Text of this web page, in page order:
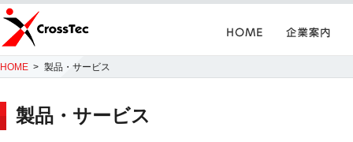
CrossTec
HOME 製品・サービス
製品・サービス